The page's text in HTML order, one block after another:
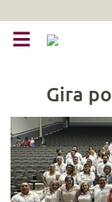
Gira